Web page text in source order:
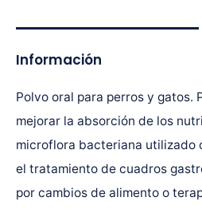
Información
Polvo oral para perros y gatos.
mejorar la absorción de los
microflora bacteriana utilizado
el tratamiento de cuadros
por cambios de alimento o